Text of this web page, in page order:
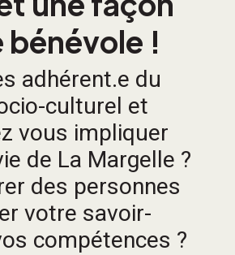
bénévole !
adhérent.e du
culturel et
vous impliquer
de La Margelle ?
des personnes
votre savoir-
compétences ?